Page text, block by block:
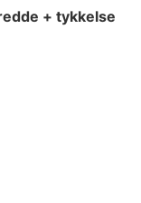
+ tykkelse